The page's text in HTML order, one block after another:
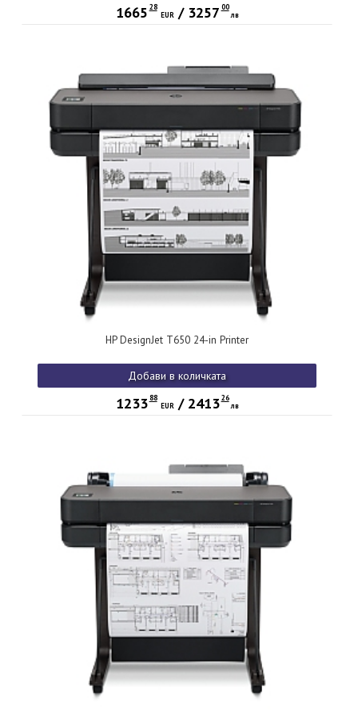
1665 28
EUR/ 3257 00
лв
HP DesignJet T650 24-in Printer
Добави в количката
1233 88
EUR/ 2413 26
лв